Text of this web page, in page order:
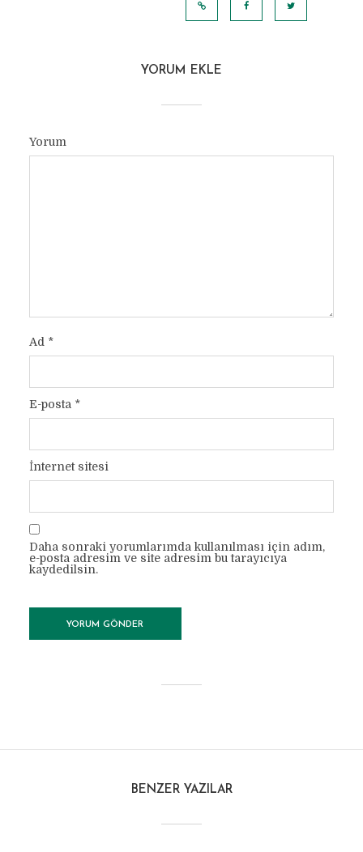
YORUM EKLE
Yorum
Ad *
E-posta *
İnternet sitesi
Daha sonraki yorumlarımda kullanılması için adım,
e-posta adresim ve site adresim bu tarayıcıya
kaydedilsin.
BENZER YAZILAR